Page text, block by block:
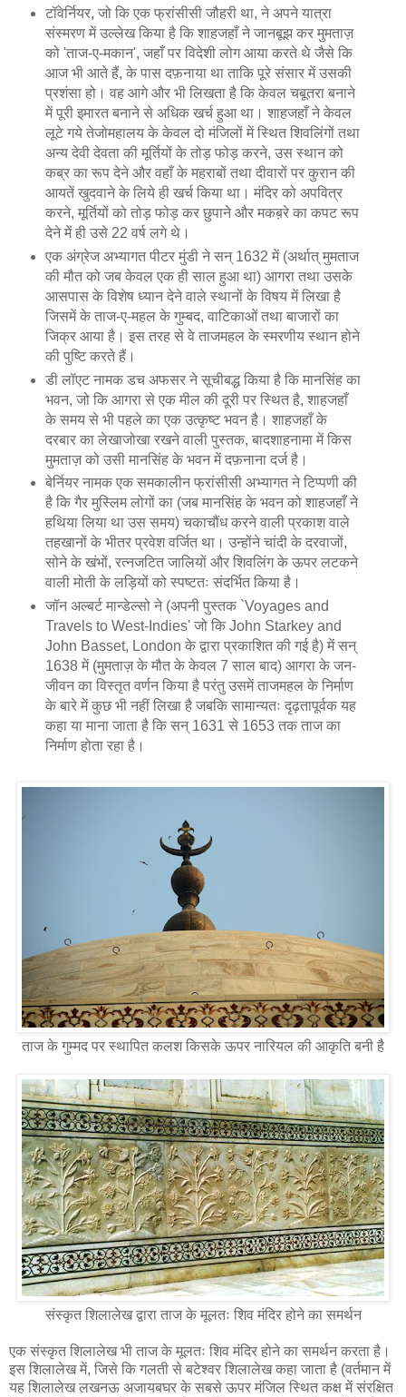
टॉवेर्नियर, जो कि एक फ्रांसीसी जौहरी था, ने अपने यात्रा
संस्मरण में उल्लेख किया है कि शाहजहाँ ने जानबूझ कर मुमताज़
को 'ताज-ए-मकान', जहाँ पर विदेशी लोग आया करते थे जैसे कि
आज भी आते हैं, के पास दफ़नाया था ताकि पूरे संसार में उसकी
प्रशंसा हो। वह आगे और भी लिखता है कि केवल चबूतरा बनाने
में पूरी इमारत बनाने से अधिक खर्च हुआ था। शाहजहाँ ने केवल
लूटे गये तेजोमहालय के केवल दो मंजिलों में स्थित शिवलिंगों तथा
अन्य देवी देवता की मूर्तियों के तोड़ फोड़ करने, उस स्थान को
कब्र का रूप देने और वहाँ के महराबों तथा दीवारों पर कुरान की
आयतें खुदवाने के लिये ही खर्च किया था। मंदिर को अपवित्र
करने, मूर्तियों को तोड़ फोड़ कर छुपाने और मकब़रे का कपट रूप
देने में ही उसे 22 वर्ष लगे थे।
एक अंग्रेज अभ्यागत पीटर मुंडी ने सन् 1632 में (अर्थात् मुमताज
की मौत को जब केवल एक ही साल हुआ था) आगरा तथा उसके
आसपास के विशेष ध्यान देने वाले स्थानों के विषय में लिखा है
जिसमें के ताज-ए-महल के गुम्बद, वाटिकाओं तथा बाजारों का
जिक्र आया है। इस तरह से वे ताजमहल के स्मरणीय स्थान होने
की पुष्टि करते हैं।
डी लॉएट नामक डच अफसर ने सूचीबद्ध किया है कि मानसिंह का
भवन, जो कि आगरा से एक मील की दूरी पर स्थित है, शाहजहाँ
के समय से भी पहले का एक उत्कृष्ट भवन है। शाहजहाँ के
दरबार का लेखाजोखा रखने वाली पुस्तक, बादशाहनामा में किस
मुमताज़ को उसी मानसिंह के भवन में दफ़नाना दर्ज है।
बेर्नियर नामक एक समकालीन फ्रांसीसी अभ्यागत ने टिप्पणी की
है कि गैर मुस्लिम लोगों का (जब मानसिंह के भवन को शाहजहाँ ने
हथिया लिया था उस समय) चकाचौंध करने वाली प्रकाश वाले
तहखानों के भीतर प्रवेश वर्जित था। उन्होंने चांदी के दरवाजों,
सोने के खंभों, रत्नजटित जालियों और शिवलिंग के ऊपर लटकने
वाली मोती के लड़ियों को स्पष्टतः संदर्भित किया है।
जॉन अल्बर्ट मान्डेल्सो ने (अपनी पुस्तक `Voyages and
Travels to West-Indies' जो कि John Starkey and
John Basset, London के द्वारा प्रकाशित की गई है) में सन्
1638 में (मुमताज़ के मौत के केवल 7 साल बाद) आगरा के जन-
जीवन का विस्तृत वर्णन किया है परंतु उसमें ताजमहल के निर्माण
के बारे में कुछ भी नहीं लिखा है जबकि सामान्यतः दृढ़तापूर्वक यह
कहा या माना जाता है कि सन् 1631 से 1653 तक ताज का
निर्माण होता रहा है।
ताज के गुम्मद पर स्थापित कलश किसके ऊपर नारियल की आकृति बनी है
संस्कृत शिलालेख द्वारा ताज के मूलतः शिव मंदिर होने का समर्थन
एक संस्कृत शिलालेख भी ताज के मूलतः शिव मंदिर होने का समर्थन करता है।
इस शिलालेख में, जिसे कि गलती से बटेश्वर शिलालेख कहा जाता है (वर्तमान में
यह शिलालेख लखनऊ अजायबघर के सबसे ऊपर मंजिल स्थित कक्ष में संरक्षित